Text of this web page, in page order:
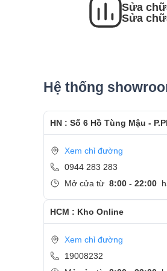
- Sau khi thay màn hình
- HotlineCSKH dịch vụ
Sửa
Sửa
Hệ thống
HN : Số 6 Hồ Tùng Mậu -
Xem chỉ đường
0944 283 283
Mở cửa từ 8:00 - 22:00
HCM : Kho Online
Xem chỉ đường
19008232